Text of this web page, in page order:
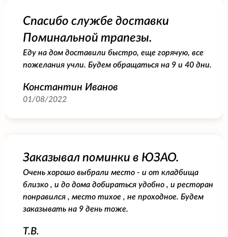
Спасибо службе доставки
Поминальной трапезы.
Еду на дом доставили быстро, еще горячую, все
пожелания учли. Будем обращаться на 9 и 40 дни.
Константин Иванов
01/08/2022
Заказывал поминки в ЮЗАО.
Очень хорошо выбрали место - и от кладбища
близко , и до дома добираться удобно , и ресторан
понравился , место тихое , не проходное. Будем
заказывать на 9 день тоже.
Т.В.